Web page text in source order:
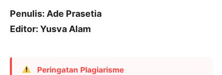
Penulis: Ade Prasetia
Editor: Yusva Alam
Peringatan Plagiarisme